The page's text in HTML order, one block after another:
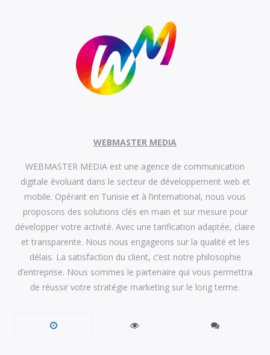
WEBMASTER MEDIA
WEBMASTER MEDIA est une agence de communication
digitale évoluant dans le secteur de développement web et
mobile. Opérant en Tunisie et à l’international, nous vous
proposons des solutions clés en main et sur mesure pour
développer votre activité. Avec une tarification adaptée, claire
et transparente. Nous nous engageons sur la qualité et les
délais. La satisfaction du client, c’est notre philosophie
d’entreprise. Nous sommes le partenaire qui vous permettra
de réussir votre stratégie marketing sur le long terme.